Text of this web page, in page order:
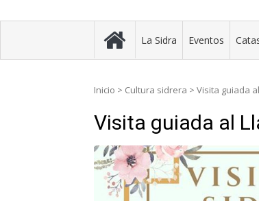
La Sidra Eventos
Inicio > Cultura sidrera > Visita guiada
Visita guiada al